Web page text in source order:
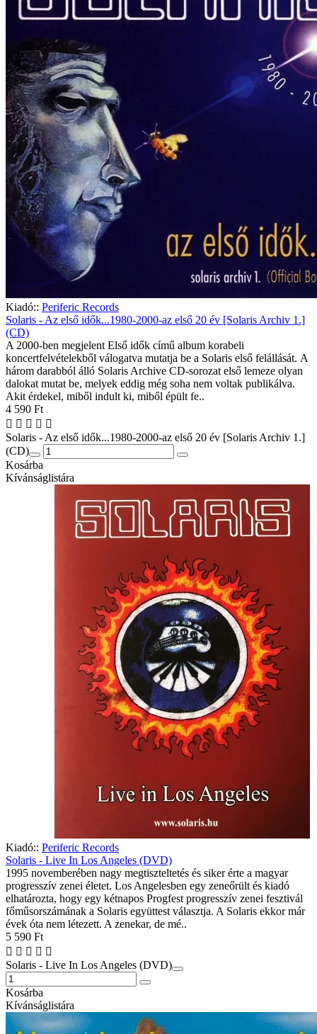
Kiadó:: Periferic Records
Solaris - Az első idők...1980-2000-az első 20 év [Solaris Archiv 1.]
(CD)
A 2000-ben megjelent Első idők című album korabeli
koncertfelvételekből válogatva mutatja be a Solaris első felállását. A
három darabból álló Solaris Archive CD-sorozat első lemeze olyan
dalokat mutat be, melyek eddig még soha nem voltak publikálva.
Akit érdekel, miből indult ki, miből épült fe..
4 590 Ft
Solaris - Az első idők...1980-2000-az első 20 év [Solaris Archiv 1.]
(CD)
Kosárba
Kívánságlistára
Kiadó:: Periferic Records
Solaris - Live In Los Angeles (DVD)
1995 novemberében nagy megtiszteltetés és siker érte a magyar
progresszív zenei életet. Los Angelesben egy zeneőrült és kiadó
elhatározta, hogy egy kétnapos Progfest progresszív zenei fesztivál
főműsorszámának a Solaris együttest választja. A Solaris ekkor már
évek óta nem létezett. A zenekar, de mé..
5 590 Ft
Solaris - Live In Los Angeles (DVD)
Kosárba
Kívánságlistára